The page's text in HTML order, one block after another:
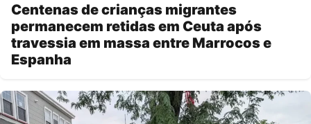
Centenas de crianças migrantes
permanecem retidas em Ceuta após
travessia em massa entre Marrocos e
Espanha